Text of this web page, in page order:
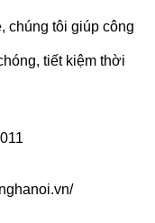
chúng tôi giúp công
tiết kiệm thời
011